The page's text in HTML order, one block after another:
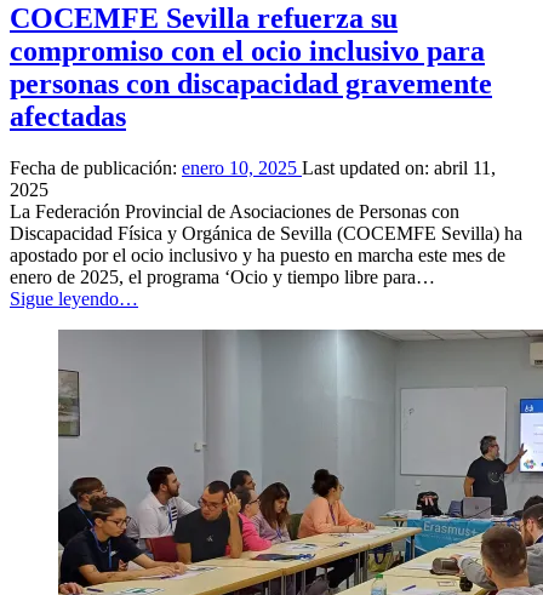
COCEMFE Sevilla refuerza su
compromiso con el ocio inclusivo para
personas con discapacidad gravemente
afectadas
Fecha de publicación: enero 10, 2025 Last updated on: abril 11,
2025
La Federación Provincial de Asociaciones de Personas con
Discapacidad Física y Orgánica de Sevilla (COCEMFE Sevilla) ha
apostado por el ocio inclusivo y ha puesto en marcha este mes de
enero de 2025, el programa ‘Ocio y tiempo libre para…
Sigue leyendo“COCEMFE
inclusivo
para
personas
con
discapacidad
gravemente
…